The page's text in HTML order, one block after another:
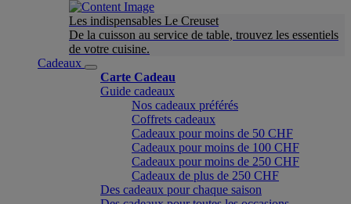
Les indispensables Le Creuset
De la cuisson au service de table, trouvez les essentiels
de votre cuisine.
Cadeaux
Carte Cadeau
Guide cadeaux
Nos cadeaux préférés
Coffrets cadeaux
Cadeaux pour moins de 50 CHF
Cadeaux pour moins de 100 CHF
Cadeaux pour moins de 250 CHF
Cadeaux de plus de 250 CHF
Des cadeaux pour chaque saison